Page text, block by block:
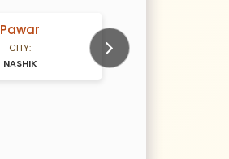
Pawar
CITY:
NASHIK
Next